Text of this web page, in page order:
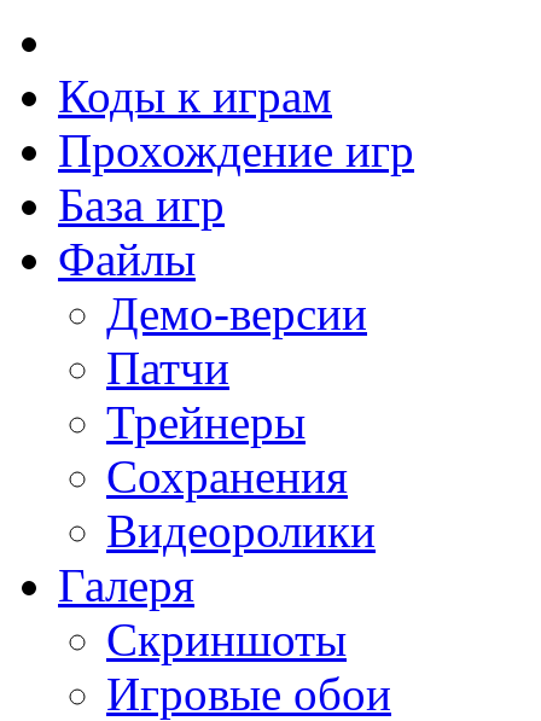
Коды к играм
Прохождение игр
База игр
Файлы
Демо-версии
Патчи
Трейнеры
Сохранения
Видеоролики
Галеря
Скриншоты
Игровые обои